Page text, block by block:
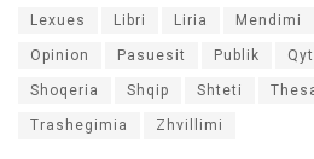
Lexues Libri Liria Mendimi
Opinion Pasuesit Publik
Shoqeria Shqip Shteti
Trashegimia Zhvillimi